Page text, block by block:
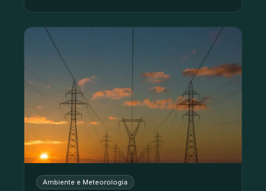
Ambiente e Meteorologia